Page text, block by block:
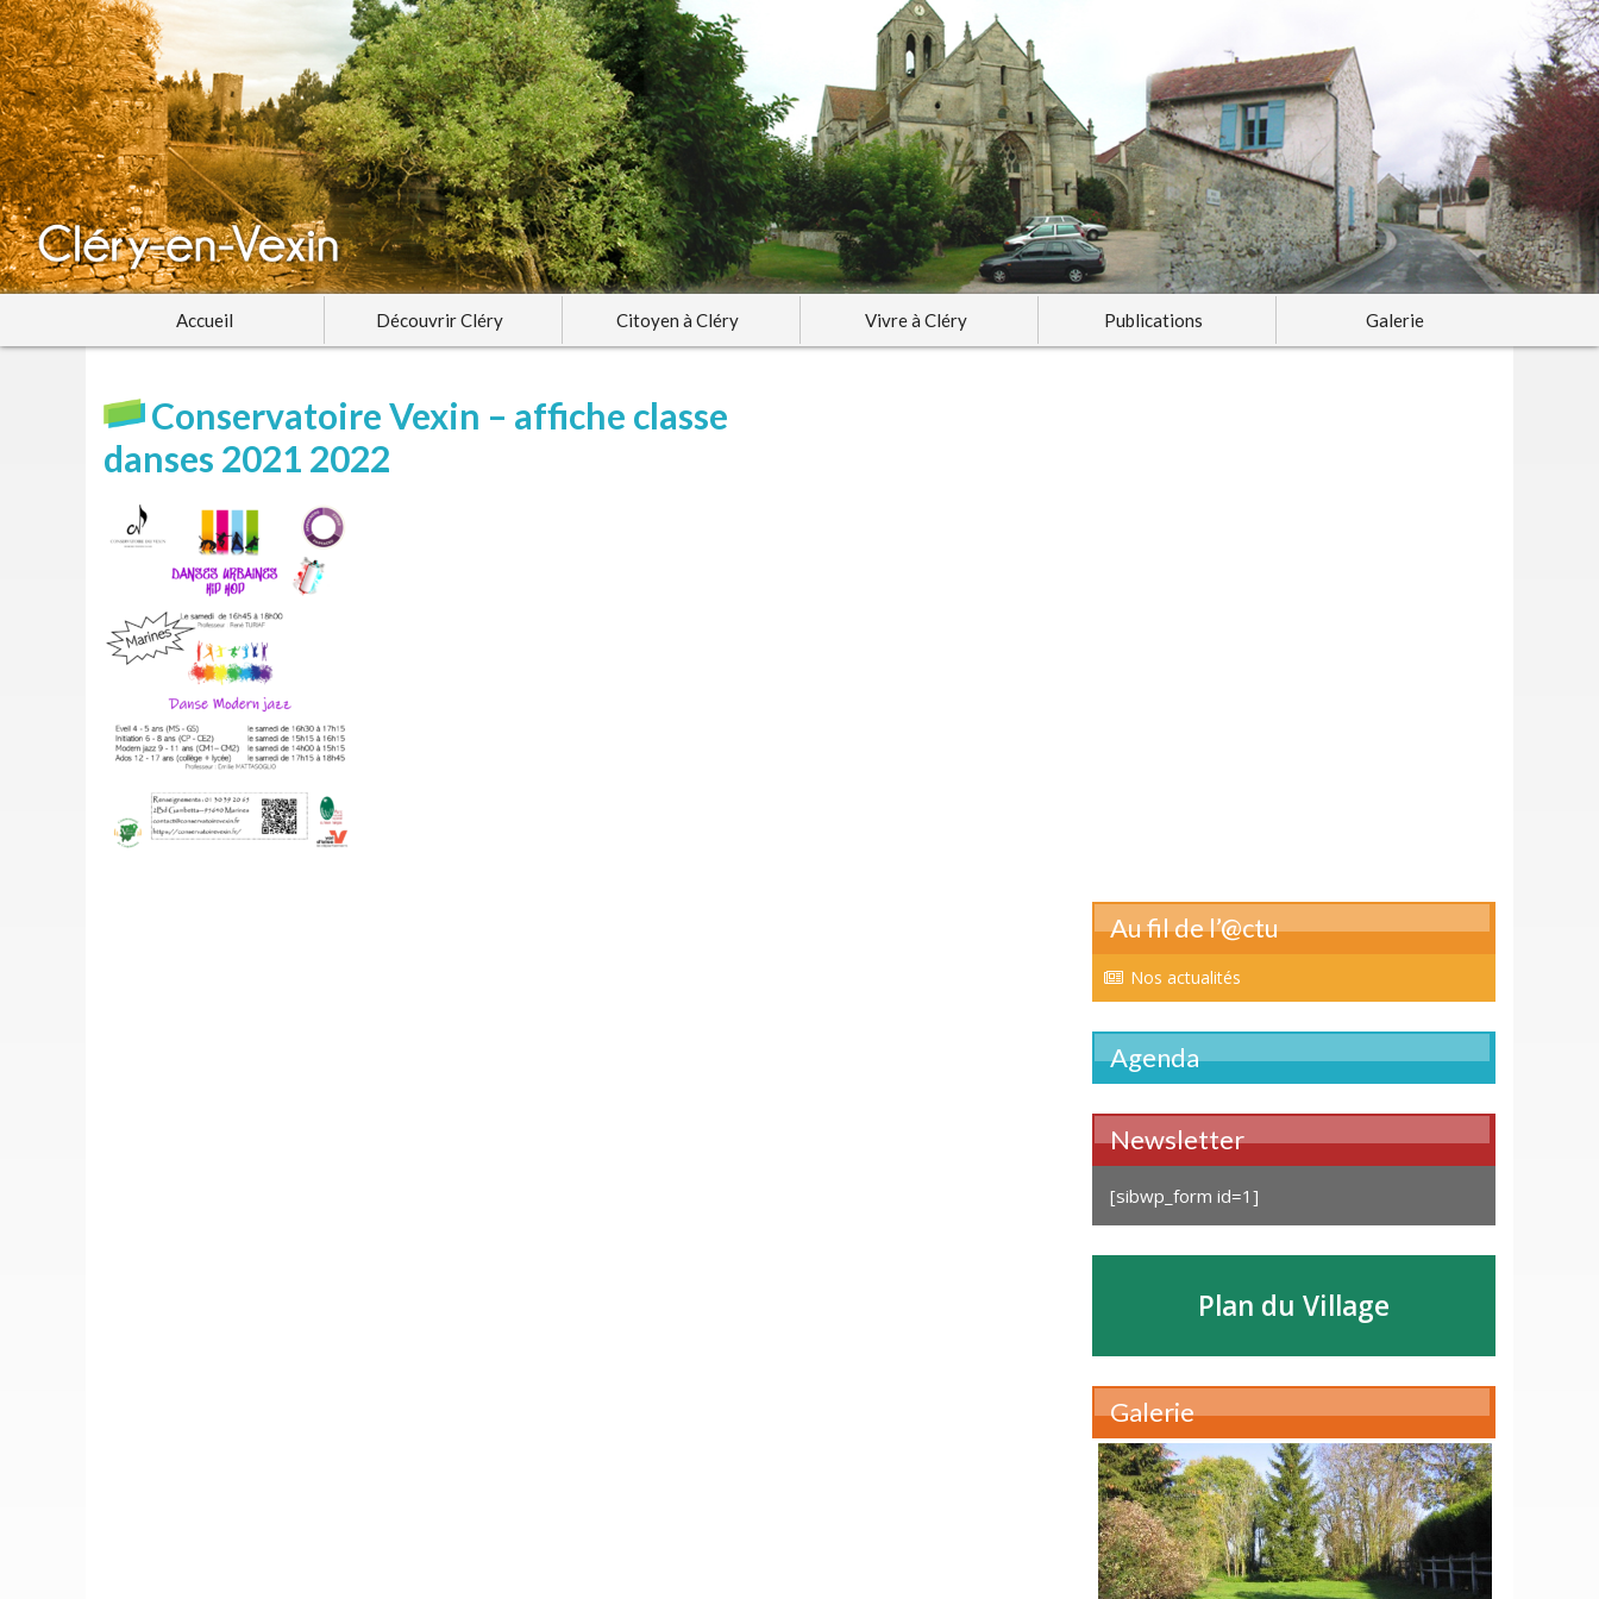
Accueil Découvrir Cléry Citoyen à Cléry Vivre à Cléry Publications Galerie
Conservatoire Vexin – affiche classe
danses 2021 2022
Au fil de l’@ctu
Nos actualités
Agenda
Newsletter
[sibwp_form id=1]
Plan du Village
Galerie